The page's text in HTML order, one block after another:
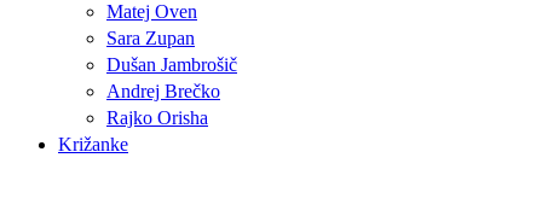
Matej Oven
Sara Zupan
Dušan Jambrošič
Andrej Brečko
Rajko Orisha
Križanke